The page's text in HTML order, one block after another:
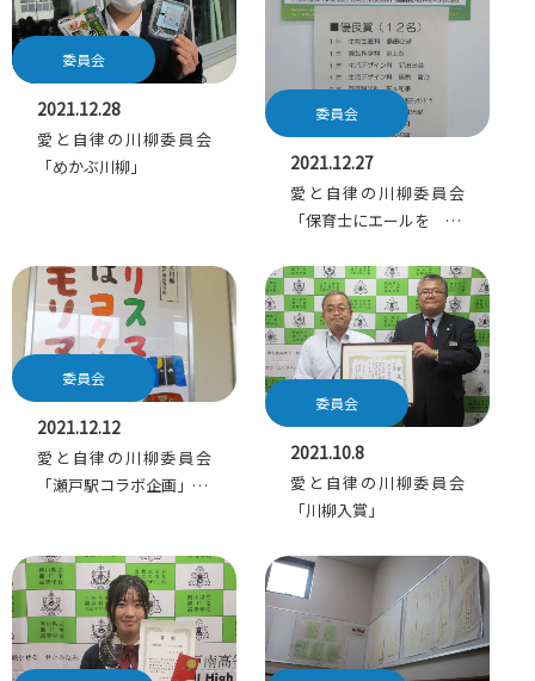
委員会
2021.12.28
愛と自律の川柳委員会
「めかぶ川柳」
委員会
2021.12.27
愛と自律の川柳委員会
「保育士にエールを …
委員会
2021.12.12
愛と自律の川柳委員会
「瀬戸駅コラボ企画」…
委員会
2021.10.8
愛と自律の川柳委員会
「川柳入賞」